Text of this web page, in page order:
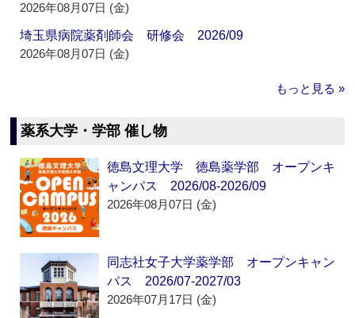
2026年08月07日 (金)
埼玉県病院薬剤師会 研修会 2026/09
2026年08月07日 (金)
もっと見る »
薬系大学・学部 催し物
徳島文理大学 徳島薬学部 オープンキ
ャンパス 2026/08-2026/09
2026年08月07日 (金)
同志社女子大学薬学部 オープンキャン
パス 2026/07-2027/03
2026年07月17日 (金)